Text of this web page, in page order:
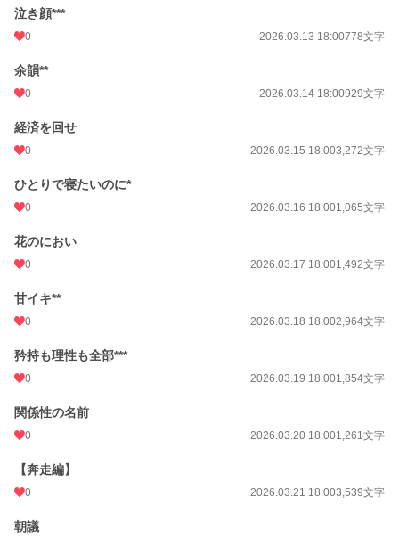
泣き顔***
0 2026.03.13 18:00778文字
余韻**
0 2026.03.14 18:00929文字
経済を回せ
0 2026.03.15 18:003,272文字
ひとりで寝たいのに*
0 2026.03.16 18:001,065文字
花のにおい
0 2026.03.17 18:001,492文字
甘イキ**
0 2026.03.18 18:002,964文字
矜持も理性も全部***
0 2026.03.19 18:001,854文字
関係性の名前
0 2026.03.20 18:001,261文字
【奔走編】
0 2026.03.21 18:003,539文字
朝議